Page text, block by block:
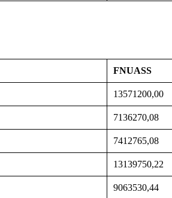
FNUASS
13571200,00
7136270,08
7412765,08
13139750,22
9063530,44